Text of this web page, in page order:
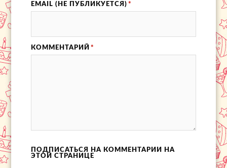
EMAIL (НЕ ПУБЛИКУЕТСЯ) *
КОММЕНТАРИЙ *
ПОДПИСАТЬСЯ НА КОММЕНТАРИИ НА
ЭТОЙ СТРАНИЦЕ